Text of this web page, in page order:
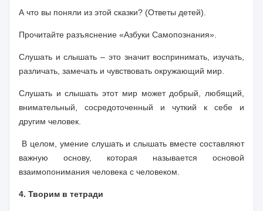
А что вы поняли из этой сказки? (Ответы детей).
Прочитайте разъяснение «Азбуки Самопознания».
Слушать и слышать – это значит воспринимать, изучать,
различать, замечать и чувствовать окружающий мир.
Слушать и слышать этот мир может добрый, любящий,
внимательный, сосредоточенный и чуткий к себе и
другим человек.
В целом, умение слушать и слышать вместе составляют
важную основу, которая называется основой
взаимопонимания человека с человеком.
4. Творим в тетради